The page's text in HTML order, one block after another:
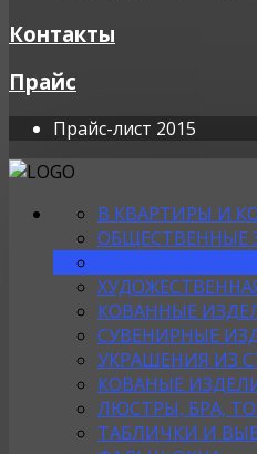
Контакты
Прайс
Прайс-лист 2015
В КВАРТИРЫ И
ОБЩЕСТВЕННЫЕ
КОВАННЫЕ
СУВЕНИРНЫЕ
УКРАШЕНИЯ ИЗ
КОВАНЫЕ
ЛЮСТРЫ, БРА,
ТАБЛИЧКИ И